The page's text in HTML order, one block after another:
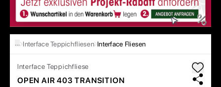
… Interface Teppichfliesen Interface Fliesen
Interface Teppichfliese
OPEN AIR 403 TRANSITION